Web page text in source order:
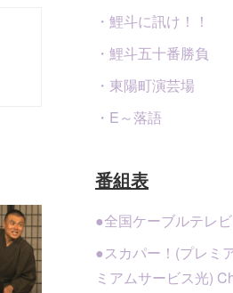
・鯉斗に訊け！！
・鯉斗五十番勝負
・東陽町演芸場
・E～落語
番組表
●全国ケーブルテレ
●スカパー！(プレミ
ミアムサービス光)